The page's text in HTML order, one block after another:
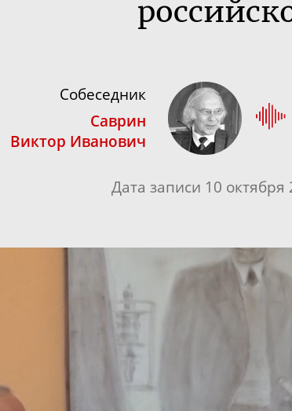
Собеседник
Саврин
Виктор Иванович
Дата записи 10